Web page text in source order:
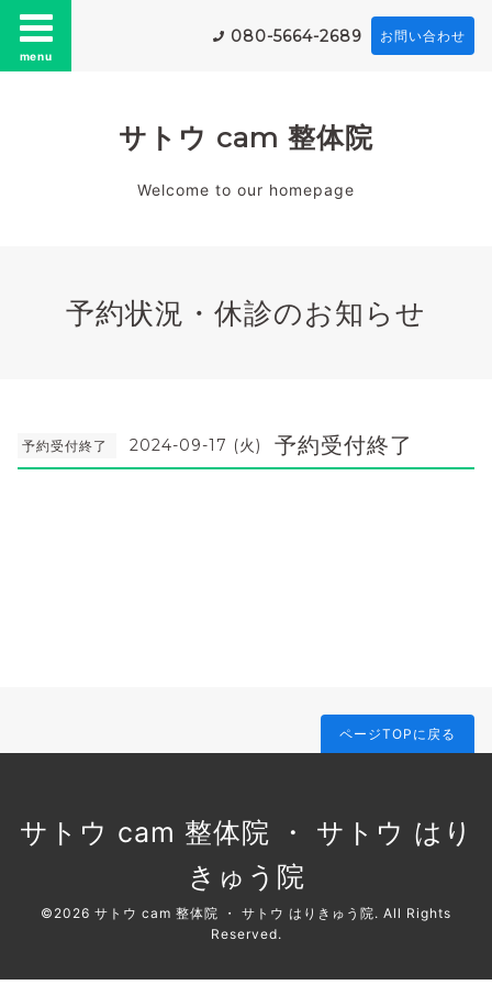
menu
080-5664-2689 お問い合わせ
サトウ cam 整体院
Welcome to our homepage
予約状況・休診のお知らせ
予約受付終了 2024-09-17 (火) 予約受付終了
ページTOPに戻る
サトウ cam 整体院 ・ サトウ はり
きゅう院
©2026 サトウ cam 整体院 ・ サトウ はりきゅう院. All Rights
Reserved.